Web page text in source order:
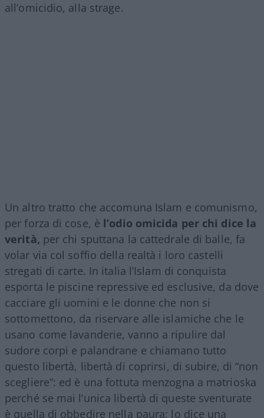
all’omicidio, alla strage.
Un altro tratto che accomuna Islam e comunismo,
per forza di cose, è l’odio omicida per chi dice la
verità, per chi sputtana la cattedrale di balle, fa
volar via col soffio della realtà i loro castelli
stregati di carte. In italia l’Islam di conquista
esporta le piscine repressive ed esclusive, da dove
cacciare gli uomini e le donne che non si
sottomettono, da riservare alle islamiche che le
usano come lavanderie, vanno a ripulire dal
sudore corpi e palandrane e chiamano tutto
questo libertà, libertà di coprirsi, di subire, di “non
scegliere”: ed è una fottuta menzogna a matrioska
perché se mai l’unica libertà di queste sventurate
è quella di obbedire nella paura; lo dice una